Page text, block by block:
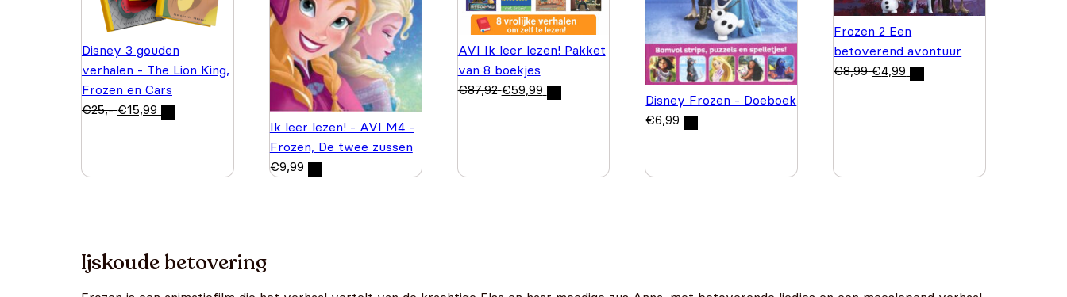
Disney 3 gouden
verhalen - The Lion King,
Frozen en Cars
€25,- €15,99
Ik leer lezen! - AVI M4 -
Frozen, De twee zussen
€9,99
AVI Ik leer lezen! Pakket
van 8 boekjes
€87,92 €59,99
Disney Frozen - Doeboek
€6,99
Frozen 2 Een
betoverend avontuur
€8,99 €4,99
Ijskoude betovering